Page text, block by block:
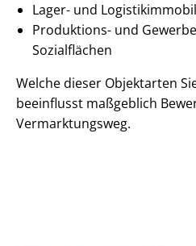
Lager- und
Produktions- und
Sozialflächen
Welche dieser Objektarten
beeinflusst maßgeblich
Vermarktungsweg.